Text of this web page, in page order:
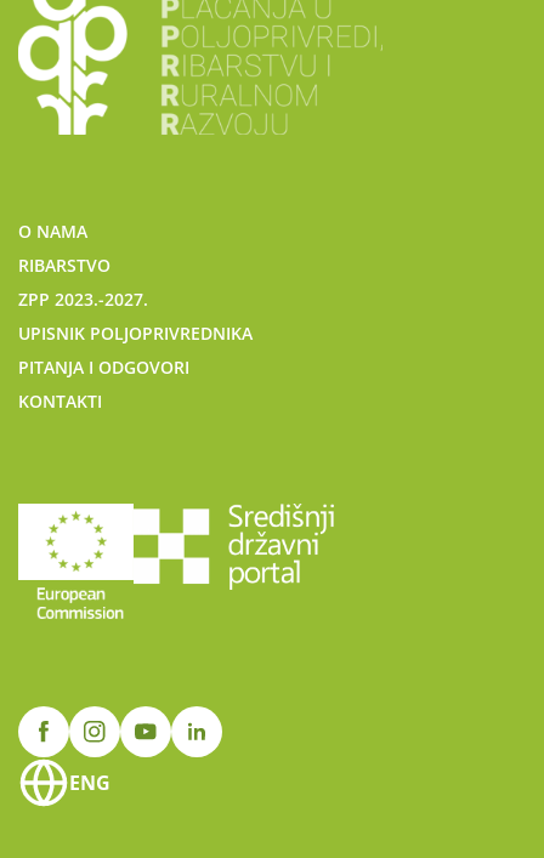
O NAMA
RIBARSTVO
ZPP 2023.-2027.
UPISNIK POLJOPRIVREDNIKA
PITANJA I ODGOVORI
KONTAKTI
ENG